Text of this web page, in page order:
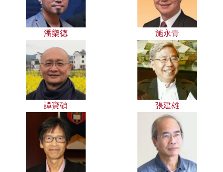
潘樂德 施永青
譚寶碩 張建雄